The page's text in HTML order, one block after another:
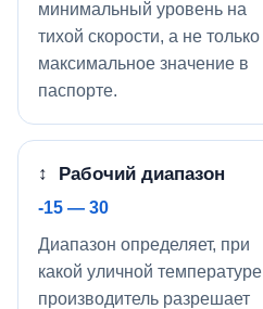
минимальный уровень на
тихой скорости, а не только
максимальное значение в
паспорте.
↕ Рабочий диапазон
-15 — 30
Диапазон определяет, при
какой уличной температуре
производитель разрешает